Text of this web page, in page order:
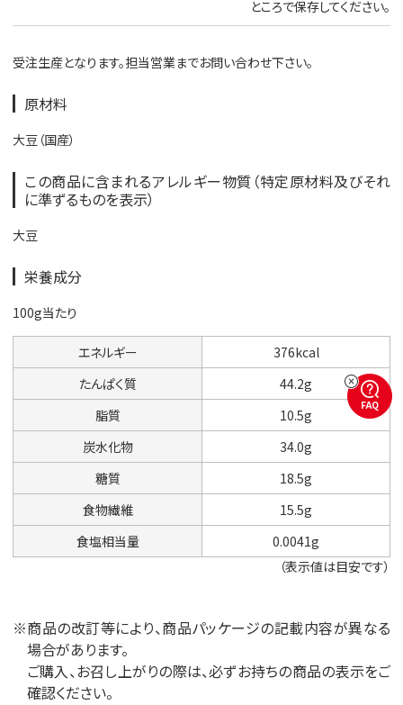
ところで保存してください。
受注生産となります。担当営業までお問い合わせ下さい。
原材料
大豆（国産）
この商品に含まれるアレルギー物質（特定原材料及びそれ
に準ずるものを表示）
大豆
栄養成分
100g当たり
エネルギー
376kcal
たんぱく質
44.2g
脂質
10.5g
炭水化物
34.0g
糖質
18.5g
食物繊維
15.5g
食塩相当量
0.0041g
（表示値は目安です）
※商品の改訂等により、商品パッケージの記載内容が異なる
場合があります。
ご購入、お召し上がりの際は、必ずお持ちの商品の表示をご
確認ください。
FAQ